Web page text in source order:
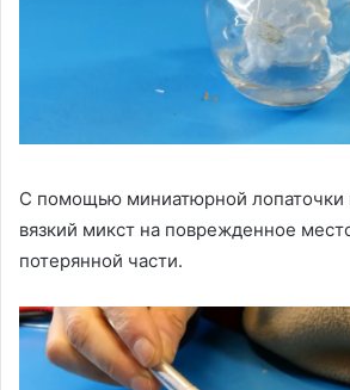
С помощью миниатюрной лопаточки
вязкий микст на поврежденное
потерянной части.